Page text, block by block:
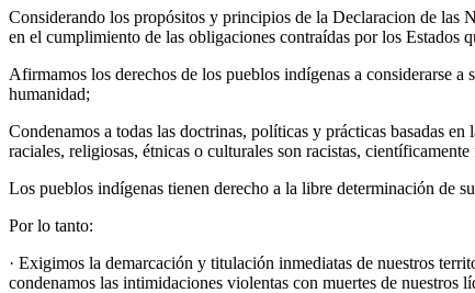
Considerando los propósitos y principios de la Declaracion de las
en el cumplimiento de las obligaciones contraídas por los Estados
Afirmamos los derechos de los pueblos indígenas a considerarse
humanidad;
Condenamos a todas las doctrinas, políticas y prácticas basadas
raciales, religiosas, étnicas o culturales son racistas,
Los pueblos indígenas tienen derecho a la libre determinación de
Por lo tanto:
· Exigimos la demarcación y titulación inmediatas de nuestros
condenamos las intimidaciones violentas con muertes de nuestros